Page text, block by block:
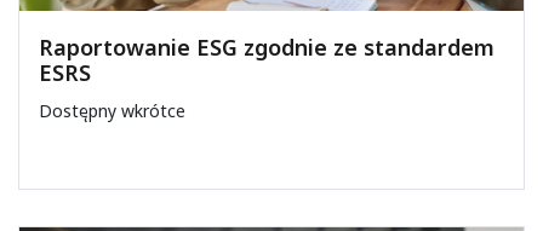
Raportowanie ESG zgodnie ze standardem
ESRS
Dostępny wkrótce